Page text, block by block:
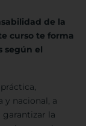
de la
curso te forma
según el
y nacional, a
garantizar la